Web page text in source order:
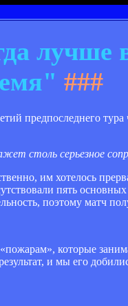
лучше
###
предпоследнего тура
столь серьезное
им хотелось
пять
поэтому матч
которые
и мы его